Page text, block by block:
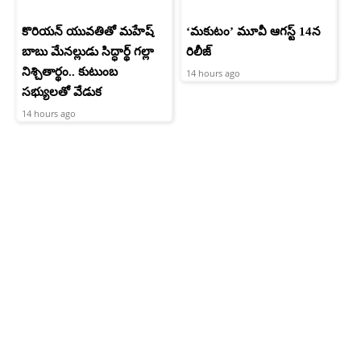
కొరియన్ యువతితో మహేష్
బాబు మేనల్లుడు సిద్ధార్థ్ గల్లా
నిశ్చితార్థం.. కుటుంబ
సభ్యులతో వేడుక
14 hours ago
‘మకుటం’ మూవీ ఆగస్ట్ 14న
రిలీజ్
14 hours ago